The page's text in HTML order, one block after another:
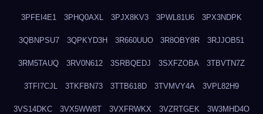
3PFEI4E1 3PHQ0AXL 3PJX8KV3 3PWL81U6 3PX3NDPK
3QBNPSU7 3QPKYD3H 3R660UUO 3R8OBY8R 3RJJOB51
3RM5TAUQ 3RV0N612 3SRBQEDJ 3SXFZOBA 3TBVTN7Z
3TFI7CJL 3TKFBN73 3TTB618D 3TVMVY4A 3VPL82H9
3VS14DKC 3VX5WW8T 3VXFRWKX 3VZRTGEK 3W3MHD4O